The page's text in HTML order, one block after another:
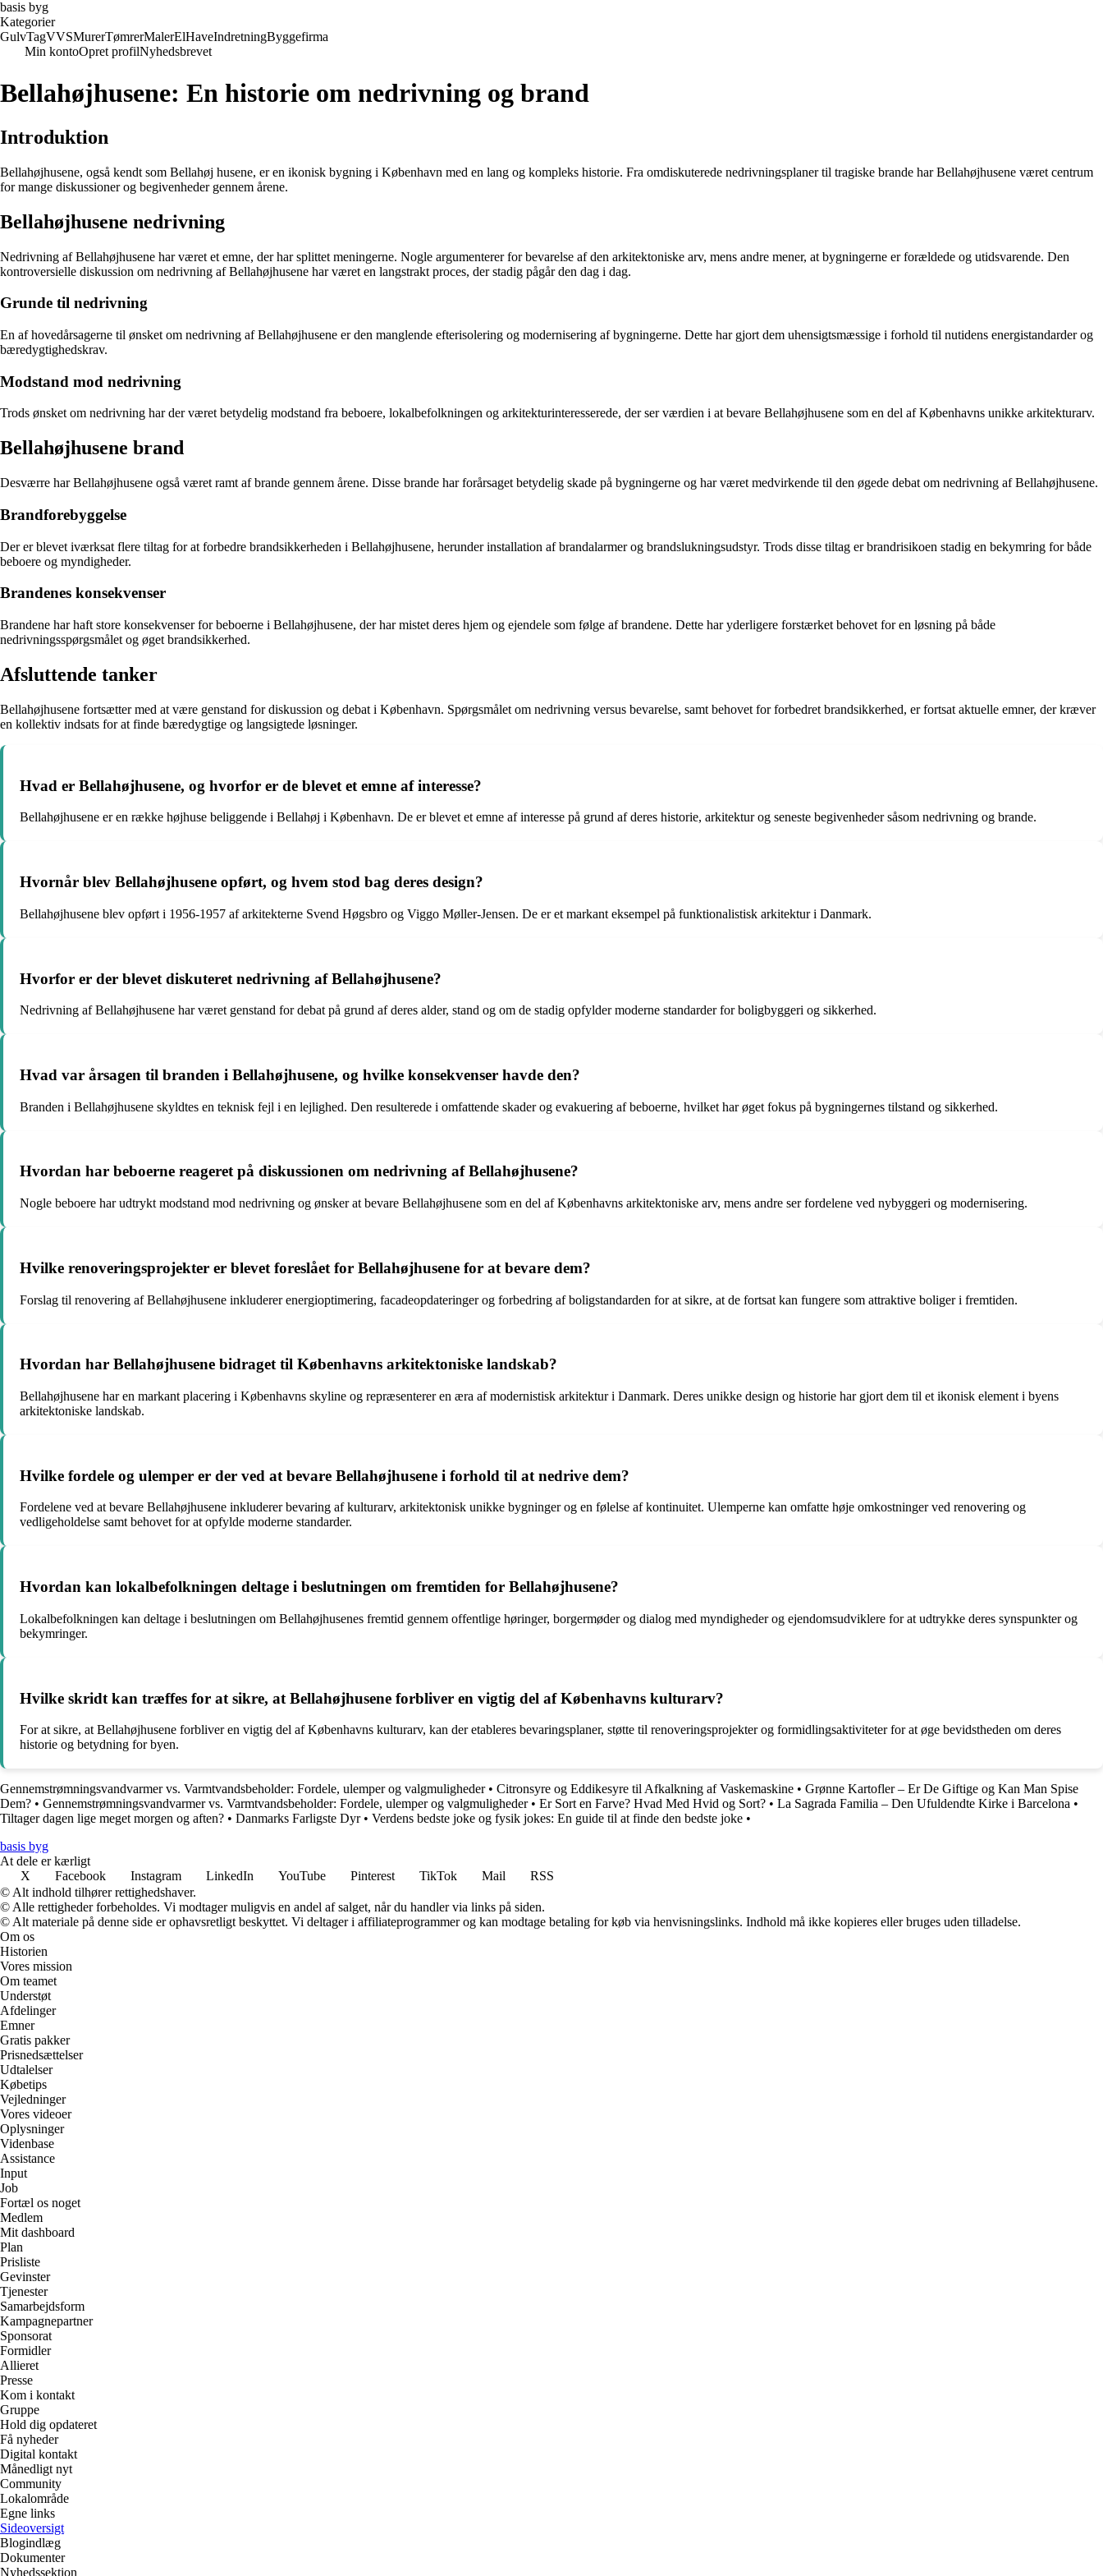
basis byg
Kategorier
GulvTagVVSMurerTømrerMalerElHaveIndretningByggefirma
Min kontoOpret profilNyhedsbrevet
Bellahøjhusene: En historie om nedrivning og brand
Introduktion
Bellahøjhusene, også kendt som Bellahøj husene, er en ikonisk bygning i København med en lang og kompleks historie. Fra omdiskuterede nedrivningsplaner til tragiske brande har Bellahøjhusene været centrum
for mange diskussioner og begivenheder gennem årene.
Bellahøjhusene nedrivning
Nedrivning af Bellahøjhusene har været et emne, der har splittet meningerne. Nogle argumenterer for bevarelse af den arkitektoniske arv, mens andre mener, at bygningerne er forældede og utidsvarende. Den
kontroversielle diskussion om nedrivning af Bellahøjhusene har været en langstrakt proces, der stadig pågår den dag i dag.
Grunde til nedrivning
En af hovedårsagerne til ønsket om nedrivning af Bellahøjhusene er den manglende efterisolering og modernisering af bygningerne. Dette har gjort dem uhensigtsmæssige i forhold til nutidens energistandarder og
bæredygtighedskrav.
Modstand mod nedrivning
Trods ønsket om nedrivning har der været betydelig modstand fra beboere, lokalbefolkningen og arkitekturinteresserede, der ser værdien i at bevare Bellahøjhusene som en del af Københavns unikke arkitekturarv.
Bellahøjhusene brand
Desværre har Bellahøjhusene også været ramt af brande gennem årene. Disse brande har forårsaget betydelig skade på bygningerne og har været medvirkende til den øgede debat om nedrivning af Bellahøjhusene.
Brandforebyggelse
Der er blevet iværksat flere tiltag for at forbedre brandsikkerheden i Bellahøjhusene, herunder installation af brandalarmer og brandslukningsudstyr. Trods disse tiltag er brandrisikoen stadig en bekymring for både
beboere og myndigheder.
Brandenes konsekvenser
Brandene har haft store konsekvenser for beboerne i Bellahøjhusene, der har mistet deres hjem og ejendele som følge af brandene. Dette har yderligere forstærket behovet for en løsning på både
nedrivningsspørgsmålet og øget brandsikkerhed.
Afsluttende tanker
Bellahøjhusene fortsætter med at være genstand for diskussion og debat i København. Spørgsmålet om nedrivning versus bevarelse, samt behovet for forbedret brandsikkerhed, er fortsat aktuelle emner, der kræver
en kollektiv indsats for at finde bæredygtige og langsigtede løsninger.
Hvad er Bellahøjhusene, og hvorfor er de blevet et emne af interesse?
Bellahøjhusene er en række højhuse beliggende i Bellahøj i København. De er blevet et emne af interesse på grund af deres historie, arkitektur og seneste begivenheder såsom nedrivning og brande.
Hvornår blev Bellahøjhusene opført, og hvem stod bag deres design?
Bellahøjhusene blev opført i 1956-1957 af arkitekterne Svend Høgsbro og Viggo Møller-Jensen. De er et markant eksempel på funktionalistisk arkitektur i Danmark.
Hvorfor er der blevet diskuteret nedrivning af Bellahøjhusene?
Nedrivning af Bellahøjhusene har været genstand for debat på grund af deres alder, stand og om de stadig opfylder moderne standarder for boligbyggeri og sikkerhed.
Hvad var årsagen til branden i Bellahøjhusene, og hvilke konsekvenser havde den?
Branden i Bellahøjhusene skyldtes en teknisk fejl i en lejlighed. Den resulterede i omfattende skader og evakuering af beboerne, hvilket har øget fokus på bygningernes tilstand og sikkerhed.
Hvordan har beboerne reageret på diskussionen om nedrivning af Bellahøjhusene?
Nogle beboere har udtrykt modstand mod nedrivning og ønsker at bevare Bellahøjhusene som en del af Københavns arkitektoniske arv, mens andre ser fordelene ved nybyggeri og modernisering.
Hvilke renoveringsprojekter er blevet foreslået for Bellahøjhusene for at bevare dem?
Forslag til renovering af Bellahøjhusene inkluderer energioptimering, facadeopdateringer og forbedring af boligstandarden for at sikre, at de fortsat kan fungere som attraktive boliger i fremtiden.
Hvordan har Bellahøjhusene bidraget til Københavns arkitektoniske landskab?
Bellahøjhusene har en markant placering i Københavns skyline og repræsenterer en æra af modernistisk arkitektur i Danmark. Deres unikke design og historie har gjort dem til et ikonisk element i byens
arkitektoniske landskab.
Hvilke fordele og ulemper er der ved at bevare Bellahøjhusene i forhold til at nedrive dem?
Fordelene ved at bevare Bellahøjhusene inkluderer bevaring af kulturarv, arkitektonisk unikke bygninger og en følelse af kontinuitet. Ulemperne kan omfatte høje omkostninger ved renovering og
vedligeholdelse samt behovet for at opfylde moderne standarder.
Hvordan kan lokalbefolkningen deltage i beslutningen om fremtiden for Bellahøjhusene?
Lokalbefolkningen kan deltage i beslutningen om Bellahøjhusenes fremtid gennem offentlige høringer, borgermøder og dialog med myndigheder og ejendomsudviklere for at udtrykke deres synspunkter og
bekymringer.
Hvilke skridt kan træffes for at sikre, at Bellahøjhusene forbliver en vigtig del af Københavns kulturarv?
For at sikre, at Bellahøjhusene forbliver en vigtig del af Københavns kulturarv, kan der etableres bevaringsplaner, støtte til renoveringsprojekter og formidlingsaktiviteter for at øge bevidstheden om deres
historie og betydning for byen.
Gennemstrømningsvandvarmer vs. Varmtvandsbeholder: Fordele, ulemper og valgmuligheder• Citronsyre og Eddikesyre til Afkalkning af Vaskemaskine • Grønne Kartofler – Er De Giftige og Kan Man Spise
Dem? • Gennemstrømningsvandvarmer vs. Varmtvandsbeholder: Fordele, ulemper og valgmuligheder• Er Sort en Farve? Hvad Med Hvid og Sort? • La Sagrada Familia – Den Ufuldendte Kirke i Barcelona •
Tiltager dagen lige meget morgen og aften? • Danmarks Farligste Dyr• Verdens bedste joke og fysik jokes: En guide til at finde den bedste joke •
basis byg
At dele er kærligt
X
Facebook Instagram LinkedIn YouTube Pinterest TikTok Mail
RSS
© Alt indhold tilhører rettighedshaver.
© Alle rettigheder forbeholdes. Vi modtager muligvis en andel af salget, når du handler via links på siden.
© Alt materiale på denne side er ophavsretligt beskyttet. Vi deltager i affiliateprogrammer og kan modtage betaling for køb via henvisningslinks. Indhold må ikke kopieres eller bruges uden tilladelse.
Om os
Historien
Vores mission
Om teamet
Understøt
Afdelinger
Emner
Gratis pakker
Prisnedsættelser
Udtalelser
Købetips
Vejledninger
Vores videoer
Oplysninger
Videnbase
Assistance
Input
Job
Fortæl os noget
Medlem
Mit dashboard
Plan
Prisliste
Gevinster
Tjenester
Samarbejdsform
Kampagnepartner
Sponsorat
Formidler
Allieret
Presse
Kom i kontakt
Gruppe
Hold dig opdateret
Få nyheder
Digital kontakt
Månedligt nyt
Community
Lokalområde
Egne links
Sideoversigt
Blogindlæg
Dokumenter
Nyhedssektion